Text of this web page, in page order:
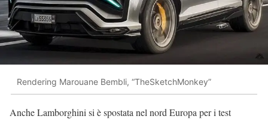
Rendering Marouane Bembli, “TheSketchMonkey”
Anche Lamborghini si è spostata nel nord Europa per i test